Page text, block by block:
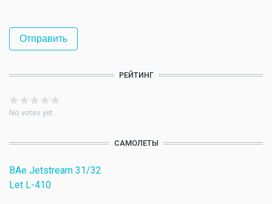
РЕЙТИНГ
No votes yet
САМОЛЕТЫ
BAe Jetstream 31/32
Let L-410